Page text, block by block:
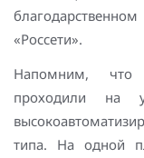
«Россети».
Напомним, что
проходили на
типа. На одной